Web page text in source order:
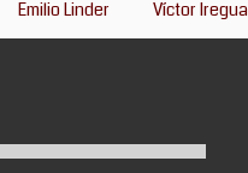
Emilio Linder Víctor Iregua